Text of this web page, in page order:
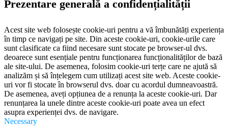
Prezentare generală a confidențialității
Acest site web folosește cookie-uri pentru a vă îmbunătăți experiența
în timp ce navigați pe site. Din aceste cookie-uri, cookie-urile care
sunt clasificate ca fiind necesare sunt stocate pe browser-ul dvs.
deoarece sunt esențiale pentru funcționarea funcționalităților de bază
ale site-ului. De asemenea, folosim cookie-uri terțe care ne ajută să
analizăm și să înțelegem cum utilizați acest site web. Aceste cookie-
uri vor fi stocate în browserul dvs. doar cu acordul dumneavoastră.
De asemenea, aveți opțiunea de a renunța la aceste cookie-uri. Dar
renunțarea la unele dintre aceste cookie-uri poate avea un efect
asupra experienței dvs. de navigare.
Necessary